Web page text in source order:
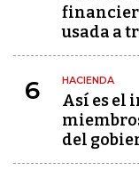
usada a
6 HACIENDA
Así es el
del